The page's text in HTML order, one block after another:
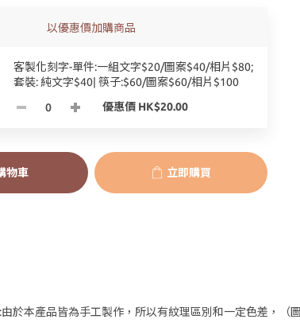
以優惠價加購商品
客製化刻字-單件:一組文字$20/圖案$40/相片$80;
套裝: 純文字$40| 筷子:$60/圖案$60/相片$100
優惠價 HK$20.00
物車 立即購買
由於本產品皆為手工製作，所以有紋理區別和一定色差，（